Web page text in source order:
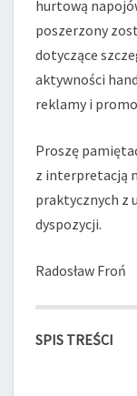
hurtową
poszerzony
dotyczące
aktywności
reklamy i
Proszę
z interpretacją
praktycznych z
dyspozycji.
Radosław Froń
SPIS TREŚCI